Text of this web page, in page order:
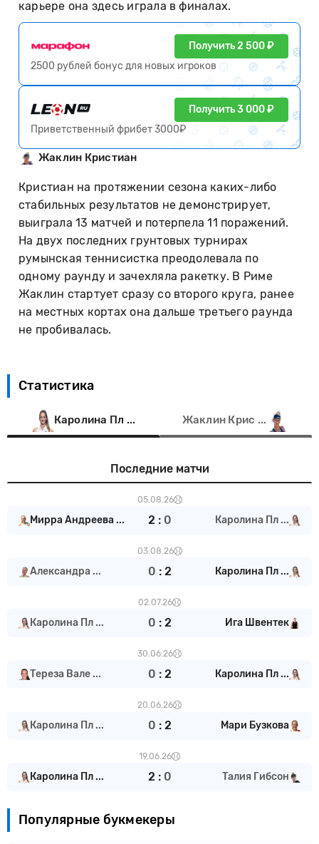
карьере она здесь играла в финалах.
Получить 2 500 ₽
2500 рублей бонус для новых игроков
Получить 3 000 ₽
Приветственный фрибет 3000₽
Жаклин Кристиан
Кристиан на протяжении сезона каких-либо
стабильных результатов не демонстрирует,
выиграла 13 матчей и потерпела 11 поражений.
На двух последних грунтовых турнирах
румынская теннисистка преодолевала по
одному раунду и зачехляла ракетку. В Риме
Жаклин стартует сразу со второго круга, ранее
на местных кортах она дальше третьего раунда
не пробивалась.
Статистика
Каролина Пл ... Жаклин Крис ...
Последние матчи
05.08.26
Мирра Андреева ... 2 : 0 Каролина Пл ...
03.08.26
Александра ... 0 : 2 Каролина Пл ...
02.07.26
Каролина Пл ... 0 : 2 Ига Швентек
30.06.26
Тереза Вале ... 0 : 2 Каролина Пл ...
20.06.26
Каролина Пл ... 0 : 2 Мари Бузкова
19.06.26
Каролина Пл ... 2 : 0 Талия Гибсон
Популярные букмекеры